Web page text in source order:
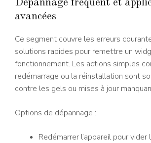
Dépannage fréquent et
avancées
Ce segment couvre les erreurs
solutions rapides pour remettre un
fonctionnement. Les actions simples
redémarrage ou la réinstallation sont
contre les gels ou mises à jour
Options de dépannage :
Redémarrer l’appareil pour vider